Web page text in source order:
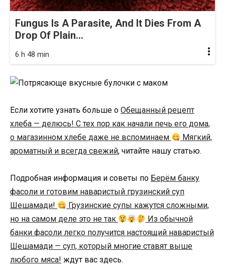
Fungus Is A Parasite, And It Dies From A
Drop Of Plain...
6 h 48 min
Если хотите узнать больше о Обещанный рецепт
хлеба — делюсь! С тех пор как начали печь его дома,
о магазинном хлебе даже не вспоминаем
Мягкий,
ароматный и всегда свежий, читайте нашу статью.
Подробная информация и советы по Берём банку
фасоли и готовим наваристый грузинский суп
Шешамади!
Грузинские супы кажутся сложными,
но на самом деле это не так
Из обычной
банки фасоли легко получится настоящий наваристый
Шешамади — суп, который многие ставят выше
любого мяса! ждут вас здесь.